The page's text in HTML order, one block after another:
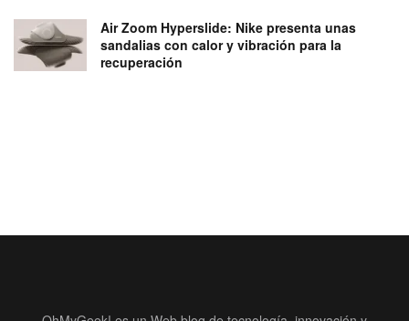
Air Zoom Hyperslide: Nike presenta unas
sandalias con calor y vibración para la
recuperación